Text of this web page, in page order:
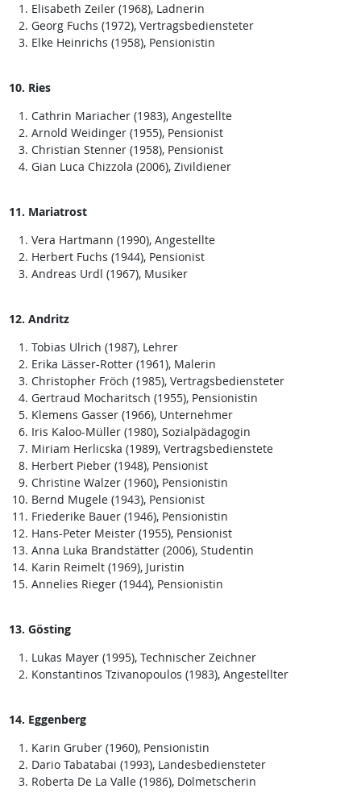
Elisabeth Zeiler (1968), Ladnerin
Georg Fuchs (1972), Vertragsbediensteter
Elke Heinrichs (1958), Pensionistin
10. Ries
Cathrin Mariacher (1983), Angestellte
Arnold Weidinger (1955), Pensionist
Christian Stenner (1958), Pensionist
Gian Luca Chizzola (2006), Zivildiener
11. Mariatrost
Vera Hartmann (1990), Angestellte
Herbert Fuchs (1944), Pensionist
Andreas Urdl (1967), Musiker
12. Andritz
Tobias Ulrich (1987), Lehrer
Erika Lässer-Rotter (1961), Malerin
Christopher Fröch (1985), Vertragsbediensteter
Gertraud Mocharitsch (1955), Pensionistin
Klemens Gasser (1966), Unternehmer
Iris Kaloo-Müller (1980), Sozialpädagogin
Miriam Herlicska (1989), Vertragsbedienstete
Herbert Pieber (1948), Pensionist
Christine Walzer (1960), Pensionistin
Bernd Mugele (1943), Pensionist
Friederike Bauer (1946), Pensionistin
Hans-Peter Meister (1955), Pensionist
Anna Luka Brandstätter (2006), Studentin
Karin Reimelt (1969), Juristin
Annelies Rieger (1944), Pensionistin
13. Gösting
Lukas Mayer (1995), Technischer Zeichner
Konstantinos Tzivanopoulos (1983), Angestellter
14. Eggenberg
Karin Gruber (1960), Pensionistin
Dario Tabatabai (1993), Landesbediensteter
Roberta De La Valle (1986), Dolmetscherin